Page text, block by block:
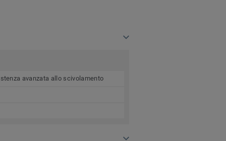
avanzata allo scivolamento